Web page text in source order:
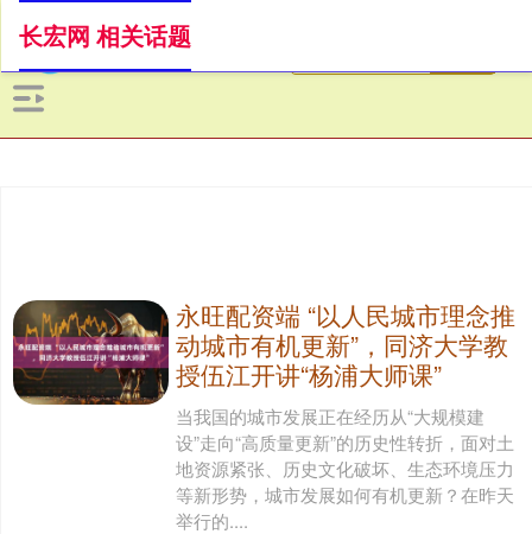
长宏网 相关话题
永旺配资端 “以人民城市理念推
动城市有机更新”，同济大学教
授伍江开讲“杨浦大师课”
当我国的城市发展正在经历从“大规模建
设”走向“高质量更新”的历史性转折，面对土
地资源紧张、历史文化破坏、生态环境压力
等新形势，城市发展如何有机更新？在昨天
举行的....